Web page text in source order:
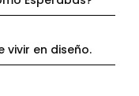
vivir en diseño.